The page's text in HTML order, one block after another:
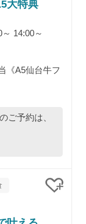
大特典
14:00～
《A5仙台牛フ
ご予約は、